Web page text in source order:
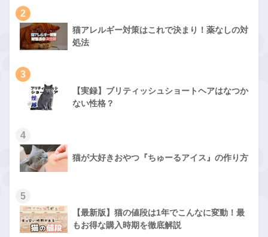
2
猫アレルギー対策はこれで決まり！薬なしの対
処法
3
【実録】ブリティッシュショートヘアはなつか
ない性格？
4
猫が大好きおやつ『ちゅーるアイス』の作り方
5
【最新版】猫の値段は1年でこんなに変動！最
もお得な購入時期を徹底解説